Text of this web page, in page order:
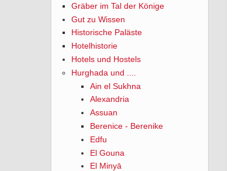
Gräber im Tal der Könige
Gut zu Wissen
Historische Paläste
Hotelhistorie
Hotels und Hostels
Hurghada und ....
Ain el Sukhna
Alexandria
Assuan
Berenice - Berenike
Edfu
El Gouna
El Minyā